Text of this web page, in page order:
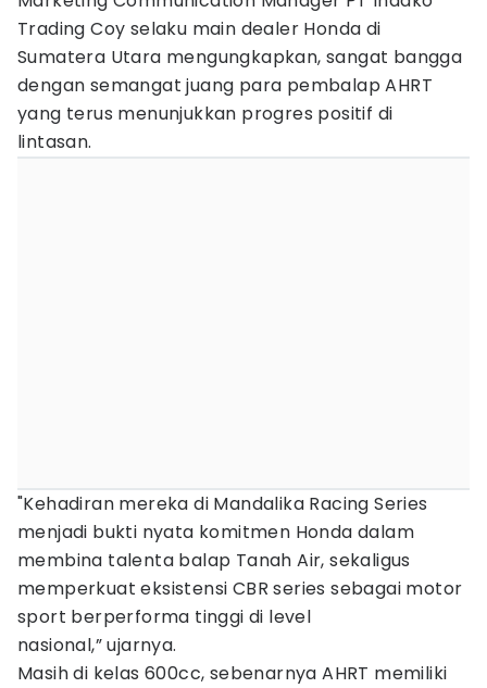
Trading Coy selaku main dealer Honda di
Sumatera Utara mengungkapkan, sangat bangga
dengan semangat juang para pembalap AHRT
yang terus menunjukkan progres positif di
lintasan.
"Kehadiran mereka di Mandalika Racing Series
menjadi bukti nyata komitmen Honda dalam
membina talenta balap Tanah Air, sekaligus
memperkuat eksistensi CBR series sebagai motor
sport berperforma tinggi di level
nasional,” ujarnya.
Masih di kelas 600cc, sebenarnya AHRT memiliki